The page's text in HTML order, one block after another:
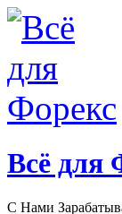
Всё для
С Нами